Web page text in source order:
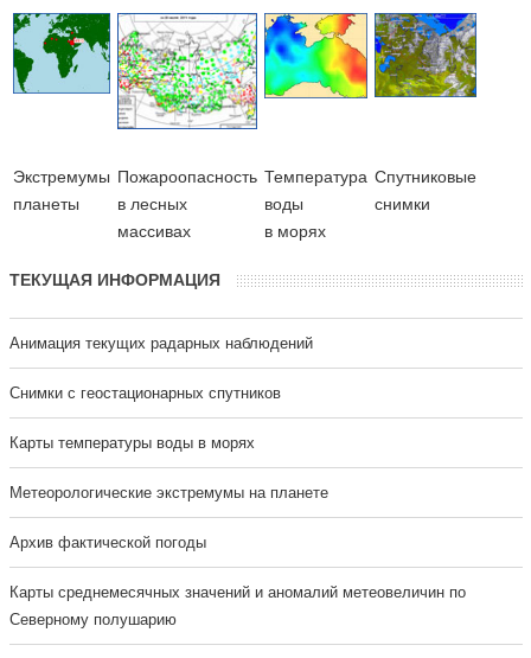
Экстремумы
планеты
Пожароопасность
в лесных
массивах
Температура
воды
в морях
Cпутниковые
снимки
ТЕКУЩАЯ ИНФОРМАЦИЯ
Анимация текущих радарных наблюдений
Cнимки с геостационарных спутников
Карты температуры воды в морях
Метеорологические экстремумы на планете
Архив фактической погоды
Карты среднемесячных значений и аномалий метеовеличин по
Северному полушарию